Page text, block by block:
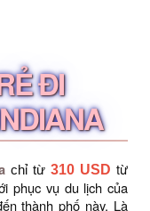
ĐI
chỉ từ 310 USD từ
phục vụ du lịch của
thành phố này. Là